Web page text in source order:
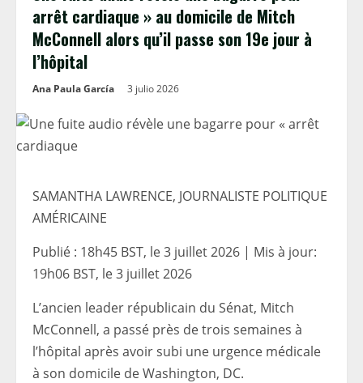
arrêt cardiaque » au domicile de Mitch
McConnell alors qu’il passe son 19e jour à
l’hôpital
Ana Paula García 3 julio 2026
SAMANTHA LAWRENCE, JOURNALISTE POLITIQUE
AMÉRICAINE
Publié : 18h45 BST, le 3 juillet 2026 | Mis à jour:
19h06 BST, le 3 juillet 2026
L’ancien leader républicain du Sénat, Mitch
McConnell, a passé près de trois semaines à
l’hôpital après avoir subi une urgence médicale
à son domicile de Washington, DC.